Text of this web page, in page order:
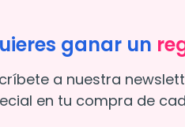
ganar un
a nuestra
en tu compra de